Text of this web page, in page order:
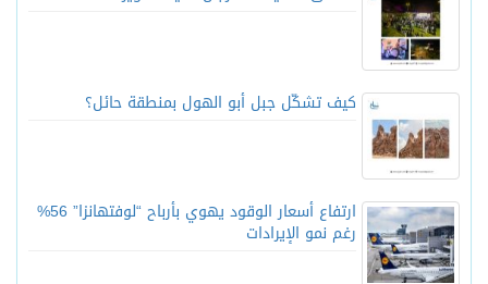
كيف تشكّل جبل أبو الهول بمنطقة حائل؟
ارتفاع أسعار الوقود يهوي بأرباح “لوفتهانزا” 56%
رغم نمو الإيرادات